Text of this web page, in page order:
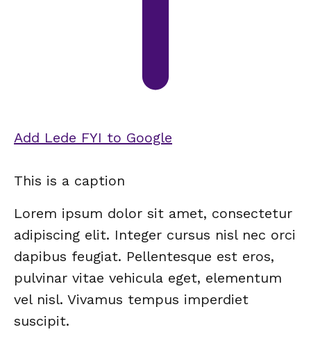
Add Lede FYI to Google
This is a caption
Lorem ipsum dolor sit amet, consectetur
adipiscing elit. Integer cursus nisl nec orci
dapibus feugiat. Pellentesque est eros,
pulvinar vitae vehicula eget, elementum
vel nisl. Vivamus tempus imperdiet
suscipit.